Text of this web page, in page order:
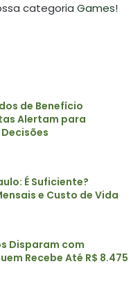
categoria Games!
de Benefício
Alertam para
É Suficiente?
e Custo de Vida
Disparam com
Recebe Até R$ 8.475